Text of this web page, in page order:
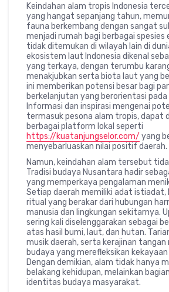
Keindahan alam tropis Indonesia
yang hangat sepanjang tahun,
fauna berkembang dengan sangat
menjadi rumah bagi berbagai spesies
tidak ditemukan di wilayah lain di
ekosistem laut Indonesia dikenal
yang terkaya, dengan terumbu
menakjubkan serta biota laut yang
ini memberikan potensi besar bagi
berkelanjutan yang berorientasi
Informasi dan inspirasi mengenai
termasuk pesona alam tropis, dapat
berbagai platform lokal seperti
https://kuatanjungselor.com/ yang
menyebarluaskan nilai positif daerah.
Namun, keindahan alam tersebut
Tradisi budaya Nusantara hadir
yang memperkaya pengalaman
Setiap daerah memiliki adat istiadat,
ritual yang berakar dari hubungan
manusia dan lingkungan sekitarnya.
sering kali diselenggarakan sebagai
atas hasil bumi, laut, dan hutan.
musik daerah, serta kerajinan tangan
budaya yang merefleksikan
Dengan demikian, alam tidak hanya
belakang kehidupan, melainkan
identitas budaya masyarakat.